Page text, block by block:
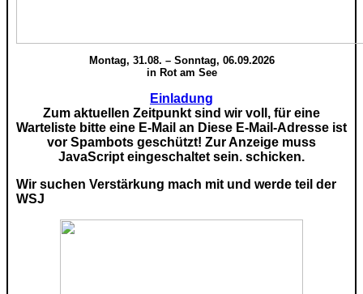
Montag, 31.08. – Sonntag, 06.09.2026
in Rot am See
Einladung
Zum aktuellen Zeitpunkt sind wir voll, für eine
Warteliste bitte eine E-Mail an Diese E-Mail-Adresse ist
vor Spambots geschützt! Zur Anzeige muss
JavaScript eingeschaltet sein. schicken.
Wir suchen Verstärkung mach mit und werde teil der
WSJ